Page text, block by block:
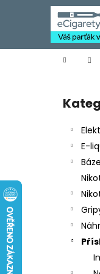
Domů
Přeskočit
kategorie
E-
í
Zpět
do
Zpět
do